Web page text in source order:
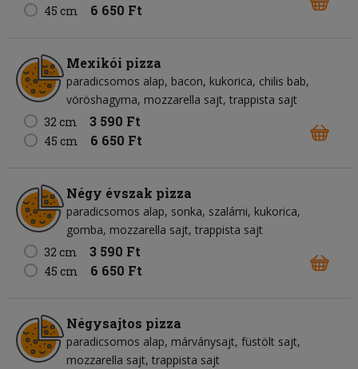
45 cm 6 650 Ft
Mexikói pizza
paradicsomos alap bacon kukorica chilis bab
vöröshagyma mozzarella sajt trappista sajt
32 cm
3 590 Ft
45 cm 6 650 Ft
Négy évszak pizza
paradicsomos alap sonka szalámi kukorica
gomba mozzarella sajt trappista sajt
32 cm
3 590 Ft
45 cm 6 650 Ft
Négysajtos pizza
paradicsomos alap márványsajt füstölt sajt
mozzarella sajt trappista sajt